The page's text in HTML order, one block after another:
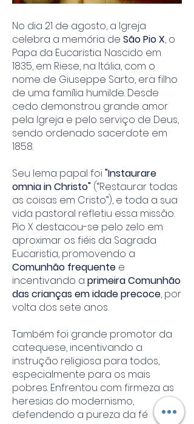
No dia 21 de agosto, a Igreja
celebra a memória de São Pio X, o
Papa da Eucaristia. Nascido em
1835, em Riese, na Itália, com o
nome de Giuseppe Sarto, era filho
de uma família humilde. Desde
cedo demonstrou grande amor
pela Igreja e pelo serviço de Deus,
sendo ordenado sacerdote em
1858.
Seu lema papal foi "Instaurare
omnia in Christo" (“Restaurar todas
as coisas em Cristo”), e toda a sua
vida pastoral refletiu essa missão.
Pio X destacou-se pelo zelo em
aproximar os fiéis da Sagrada
Eucaristia, promovendo a
Comunhão frequente e
incentivando a primeira Comunhão
das crianças em idade precoce, por
volta dos sete anos.
Também foi grande promotor da
catequese, incentivando a
instrução religiosa para todos,
especialmente para os mais
pobres. Enfrentou com firmeza as
heresias do modernismo,
defendendo a pureza da fé